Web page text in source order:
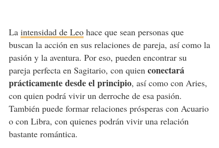
La intensidad de Leohace que sean personas que
buscan la acción en sus relaciones de pareja, así como la
pasión y la aventura. Por eso, pueden encontrar su
pareja perfecta en Sagitario, con quien conectará
prácticamente desde el principio, así como con Aries,
con quien podrá vivir un derroche de esa pasión.
También puede formar relaciones prósperas con Acuario
o con Libra, con quienes podrán vivir una relación
bastante romántica.